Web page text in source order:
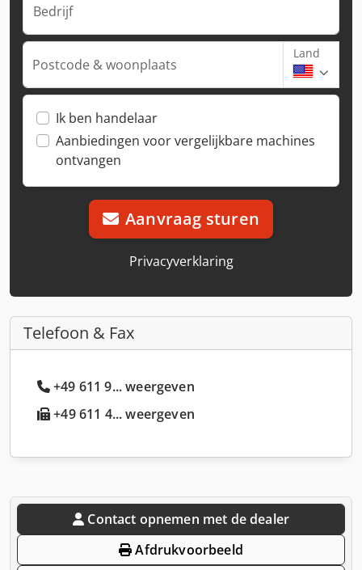
Bedrijf
Postcode & woonplaats
Land
Ik ben handelaar
Aanbiedingen voor vergelijkbare machines
ontvangen
Aanvraag sturen
Privacyverklaring
Telefoon & Fax
+49 611 9... weergeven
+49 611 4... weergeven
Contact opnemen met de dealer
Afdrukvoorbeeld